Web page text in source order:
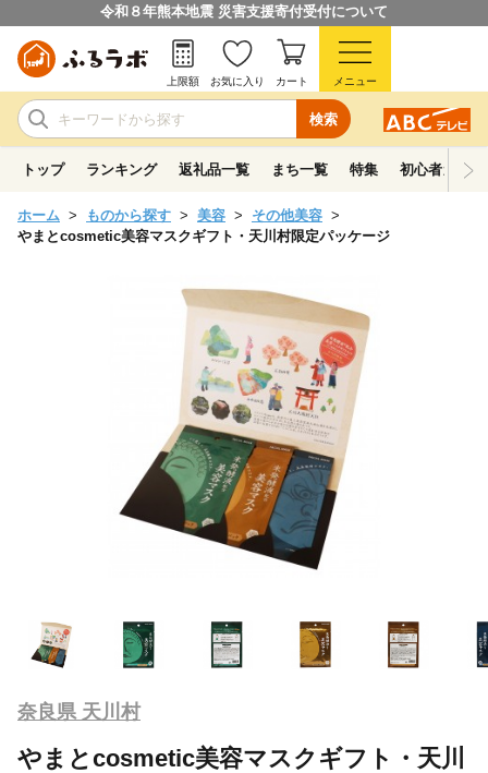
令和８年熊本地震 災害支援寄付受付について
検索
上限額 お気に入り カート メニュー
トップ ランキング 返礼品一覧 まち一覧 特集 初心者ガイド
ホーム ものから探す 美容
その他美容
やまとcosmetic美容マスクギフト・天川村限定パッケージ
奈良県 天川村
やまとcosmetic美容マスクギフト・天川